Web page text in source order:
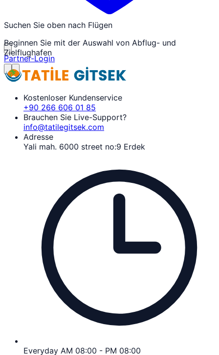
Partner-Login
Suchen Sie oben nach Flügen
Beginnen Sie mit der Auswahl von Abflug- und
Zielflughafen
Kostenloser Kundenservice
+90 266 606 01 85
Brauchen Sie Live-Support?
info@tatilegitsek.com
Adresse
Yali mah. 6000 street no:9 Erdek
Everyday AM 08:00 - PM 08:00